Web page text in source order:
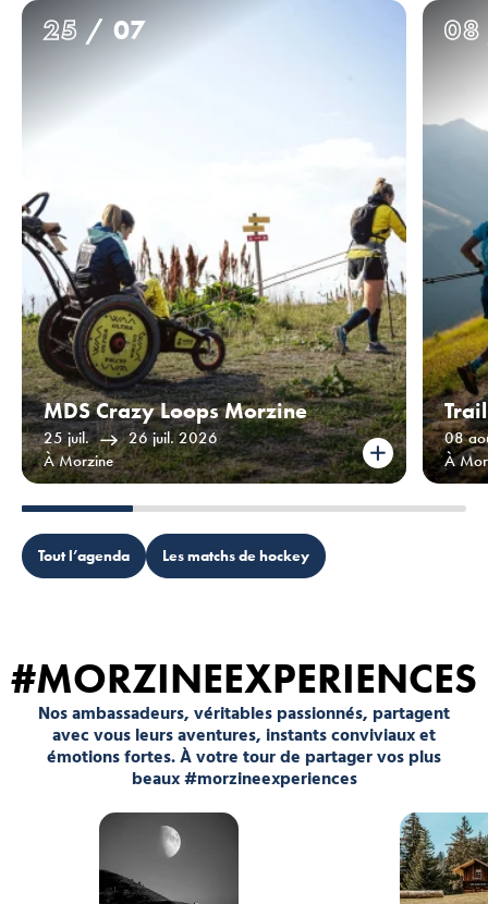
25/ 07
MDS Crazy Loops Morzine
25 juil.
26 juil. 2026
À Morzine
08
08
À
Tout l’agenda Les matchs de hockey
#MORZINEEXPERIENCES
Nos ambassadeurs, véritables passionnés, partagent
avec vous leurs aventures, instants conviviaux et
émotions fortes. À votre tour de partager vos plus
beaux #morzineexperiences